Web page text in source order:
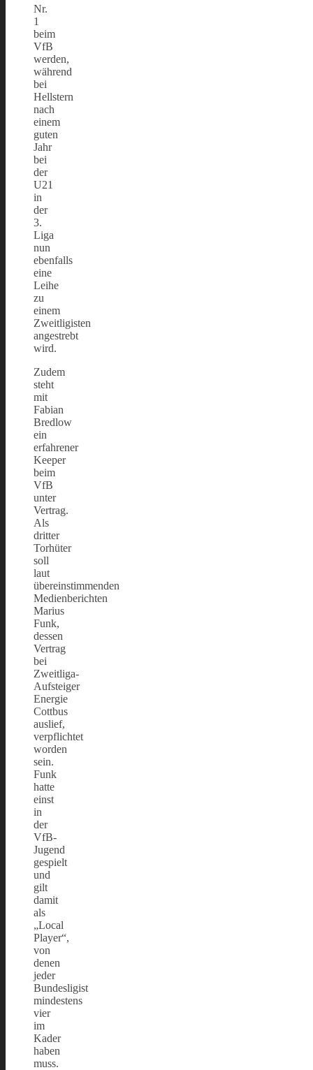
Nr.
1
beim
VfB
werden,
während
bei
Hellstern
nach
einem
guten
Jahr
bei
der
U21
in
der
3.
Liga
nun
ebenfalls
eine
Leihe
zu
einem
Zweitligisten
angestrebt
wird.
Zudem
steht
mit
Fabian
Bredlow
ein
erfahrener
Keeper
beim
VfB
unter
Vertrag.
Als
dritter
Torhüter
soll
laut
übereinstimmenden
Medienberichten
Marius
Funk,
dessen
Vertrag
bei
Zweitliga-
Aufsteiger
Energie
Cottbus
auslief,
verpflichtet
worden
sein.
Funk
hatte
einst
in
der
VfB-
Jugend
gespielt
und
gilt
damit
als
„Local
Player“,
von
denen
jeder
Bundesligist
mindestens
vier
im
Kader
haben
muss.